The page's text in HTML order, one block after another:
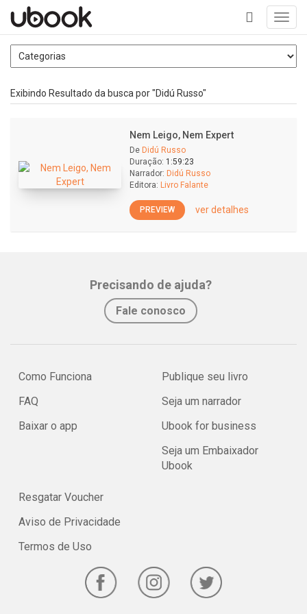
+
Exibindo Resultado da busca por "Didú Russo"
Nem Leigo, Nem Expert
De Didú Russo
Duração: 1:59:23
Narrador: Didú Russo
Editora: Livro Falante
PREVIEW ver detalhes
Precisando de ajuda?
Fale conosco
Como Funciona
FAQ
Baixar o app
Publique seu livro
Seja um narrador
Ubook for business
Seja um Embaixador
Ubook
Resgatar Voucher
Aviso de Privacidade
Termos de Uso